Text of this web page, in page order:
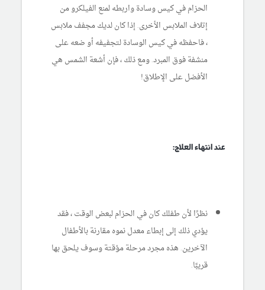
الحزام في كيس وسادة واربطه لمنع الفيلكرو من
إتلاف الملابس الأخرى. إذا كان لديك مجفف ملابس
، فاحفظه في كيس الوسادة لتجفيفه أو ضعه على
منشفة فوق المبرد. ومع ذلك ، فإن أشعة الشمس هي
الأفضل على الإطلاق!
عند انتهاء العلاج:
نظرًا لأن طفلك كان في الحزام لبعض الوقت ، فقد
يؤدي ذلك إلى إبطاء معدل نموه مقارنة بالأطفال
الآخرين. هذه مجرد مرحلة مؤقتة وسوف يلحق بها
قريبًا.